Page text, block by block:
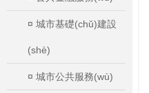
¤ 城市基礎(chǔ)建設
(shè)
¤ 城市公共服務(wù)